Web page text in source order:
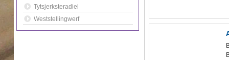
Tytsjerksteradiel
Weststellingwerf